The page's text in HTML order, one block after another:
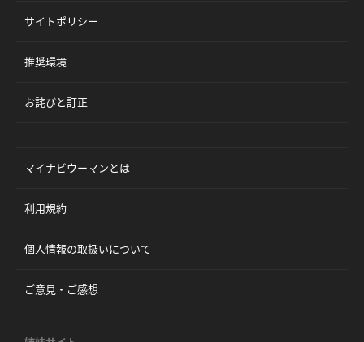
サイトポリシー
推奨環境
お詫びと訂正
マイナビウーマンとは
利用規約
個人情報の取扱いについて
ご意見・ご感想